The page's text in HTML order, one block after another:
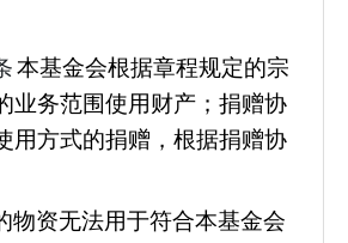
本基金会根据章程规定的宗
业务范围使用财产；捐赠协
用方式的捐赠，根据捐赠协
物资无法用于符合本基金会